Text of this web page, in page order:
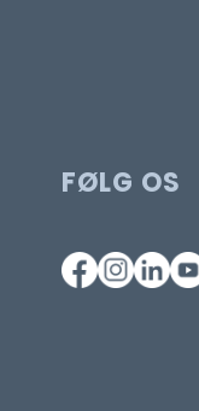
FØLG OS